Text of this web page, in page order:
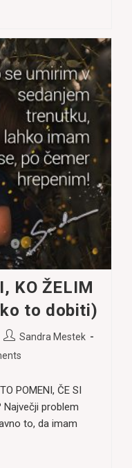
KO ŽELIM
to dobiti)
Post
author:
Sandra Mestek
POMENI, ČE SI
Največji problem
to, da imam